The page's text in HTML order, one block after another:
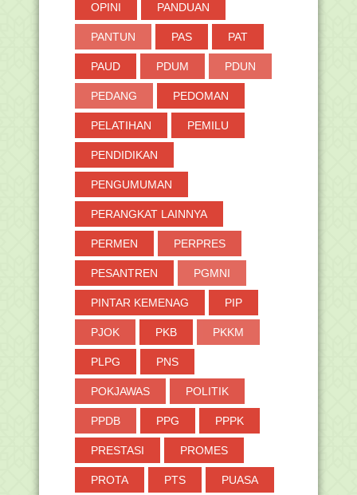
OPINI PANDUAN
PANTUN PAS PAT
PAUD PDUM PDUN
PEDANG PEDOMAN
PELATIHAN PEMILU
PENDIDIKAN
PENGUMUMAN
PERANGKAT LAINNYA
PERMEN PERPRES
PESANTREN PGMNI
PINTAR KEMENAG PIP
PJOK PKB PKKM
PLPG PNS
POKJAWAS POLITIK
PPDB PPG PPPK
PRESTASI PROMES
PROTA PTS PUASA